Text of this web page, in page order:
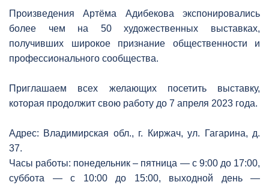
Произведения Артёма Адибекова экспонировались
более чем на 50 художественных выставках,
получивших широкое признание общественности и
профессионального сообщества.
Приглашаем всех желающих посетить выставку,
которая продолжит свою работу до 7 апреля 2023 года.
Адрес: Владимирская обл., г. Киржач, ул. Гагарина, д.
37.
Часы работы: понедельник – пятница — с 9:00 до 17:00,
суббота — с 10:00 до 15:00, выходной день —